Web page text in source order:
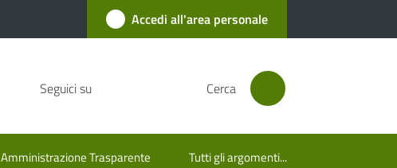
Accedi all'area personale
Seguici su Cerca
Amministrazione Trasparente Tutti gli argomenti...